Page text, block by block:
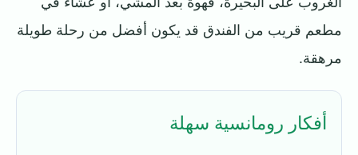
مطعم قريب من الفندق قد يكون أفضل من رحلة طويلة
مرهقة.
أفكار رومانسية سهلة